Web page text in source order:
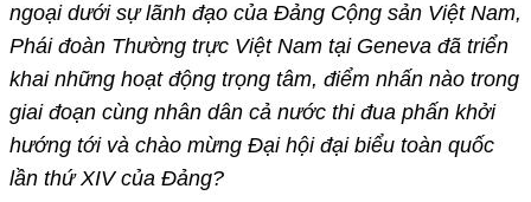
ngoại dưới sự lãnh đạo của Đảng Cộng sản Việt Nam,
Phái đoàn Thường trực Việt Nam tại Geneva đã triển
khai những hoạt động trọng tâm, điểm nhấn nào trong
giai đoạn cùng nhân dân cả nước thi đua phấn khởi
hướng tới và chào mừng Đại hội đại biểu toàn quốc
lần thứ XIV của Đảng?